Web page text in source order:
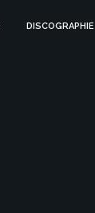
DISCOGRAPHIE